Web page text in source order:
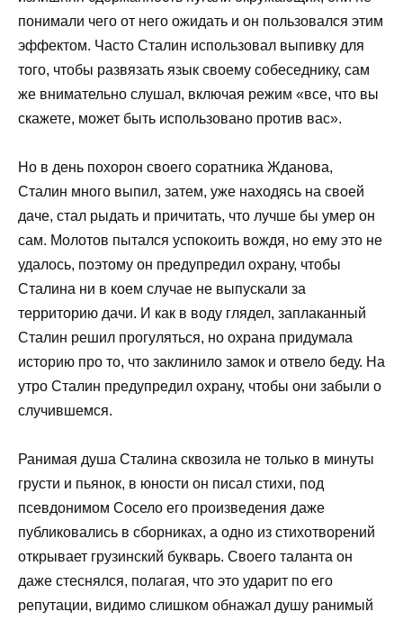
понимали чего от него ожидать и он пользовался этим
эффектом. Часто Сталин использовал выпивку для
того, чтобы развязать язык своему собеседнику, сам
же внимательно слушал, включая режим «все, что вы
скажете, может быть использовано против вас».
Но в день похорон своего соратника Жданова,
Сталин много выпил, затем, уже находясь на своей
даче, стал рыдать и причитать, что лучше бы умер он
сам. Молотов пытался успокоить вождя, но ему это не
удалось, поэтому он предупредил охрану, чтобы
Сталина ни в коем случае не выпускали за
территорию дачи. И как в воду глядел, заплаканный
Сталин решил прогуляться, но охрана придумала
историю про то, что заклинило замок и отвело беду. На
утро Сталин предупредил охрану, чтобы они забыли о
случившемся.
Ранимая душа Сталина сквозила не только в минуты
грусти и пьянок, в юности он писал стихи, под
псевдонимом Сосело его произведения даже
публиковались в сборниках, а одно из стихотворений
открывает грузинский букварь. Своего таланта он
даже стеснялся, полагая, что это ударит по его
репутации, видимо слишком обнажал душу ранимый